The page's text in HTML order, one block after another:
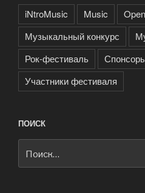
iNtroMusic Music
Музыкальный конкурс
Рок-фестиваль
Участники фестиваля
ПОИСК